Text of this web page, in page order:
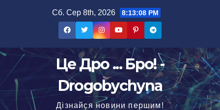
Сб. Сер 8th, 2026 8:13:09 PM
Це Дро ... Бро! -
Drogobychyna
Дізнайся новини першим!